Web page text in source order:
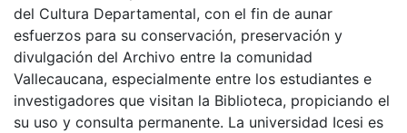
del Cultura Departamental, con el fin de aunar
esfuerzos para su conservación, preservación y
divulgación del Archivo entre la comunidad
Vallecaucana, especialmente entre los estudiantes e
investigadores que visitan la Biblioteca, propiciando el
su uso y consulta permanente. La universidad Icesi es